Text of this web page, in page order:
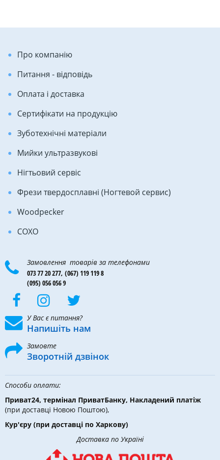
Про компанію
Питання - відповідь
Оплата і доставка
Сертифікати на продукцію
Зуботехнічні матеріали
Мийки ультразвукові
Нігтьовий сервіс
Фрези твердосплавні (Ногтевой сервис)
Woodpecker
COXO
Замовлення товарів за телефонами
073 77 20 277, (067) 119 119 8
(095) 056 056 9
У Вас є питання?
Напишіть нам
Замовте
Зворотній дзвінок
Способи оплати:
Приват24, термінал ПриватБанку, Накладений платіж
(при доставці Новою Поштою),
Кур'єру (при доставці по Харкову)
Доставка по Україні